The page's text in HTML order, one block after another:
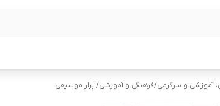
آموزشی و سرگرمی/فرهنگی و آموزشی/ابزار موسیقی